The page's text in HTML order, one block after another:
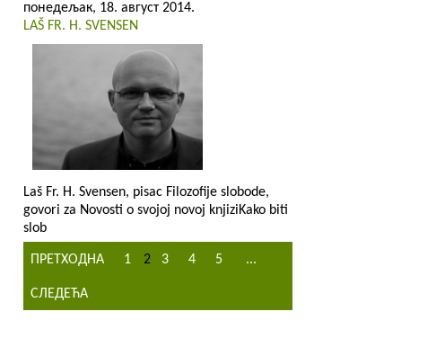
понедељак, 18. август 2014.
LAŠ FR. H. SVENSEN
Laš Fr. H. Svensen, pisac Filozofije slobode,
govori za Novosti o svojoj novoj knjiziKako biti
slob
ПРЕТХОДНА 1 2 3 4 5 ...
СЛЕДЕЋА